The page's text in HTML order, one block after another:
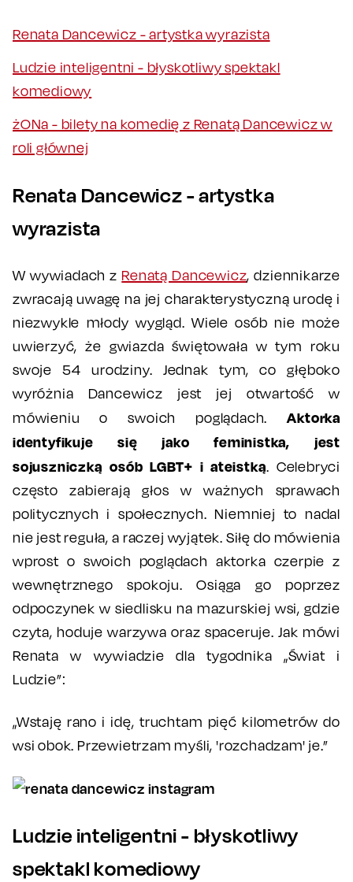
Renata Dancewicz - artystka wyrazista
Ludzie inteligentni - błyskotliwy spektakl
komediowy
żONa - bilety na komedię z Renatą Dancewicz w
roli głównej
Renata Dancewicz - artystka
wyrazista
W wywiadach z Renatą Dancewicz, dziennikarze
zwracają uwagę na jej charakterystyczną urodę i
niezwykle młody wygląd. Wiele osób nie może
uwierzyć, że gwiazda świętowała w tym roku
swoje 54 urodziny. Jednak tym, co głęboko
wyróżnia Dancewicz jest jej otwartość w
mówieniu o swoich poglądach.Aktorka
identyfikuje się jako feministka, jest
sojuszniczką osób LGBT+ i ateistką. Celebryci
często zabierają głos w ważnych sprawach
politycznych i społecznych. Niemniej to nadal
nie jest reguła, a raczej wyjątek. Siłę do mówienia
wprost o swoich poglądach aktorka czerpie z
wewnętrznego spokoju. Osiąga go poprzez
odpoczynek w siedlisku na mazurskiej wsi, gdzie
czyta, hoduje warzywa oraz spaceruje. Jak mówi
Renata w wywiadzie dla tygodnika „Świat i
Ludzie”:
„Wstaję rano i idę, truchtam pięć kilometrów do
wsi obok. Przewietrzam myśli, 'rozchadzam' je.”
Ludzie inteligentni - błyskotliwy
spektakl komediowy